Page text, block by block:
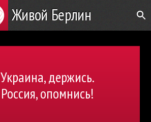
Живой Берлин
Украина, держись.
Россия, опомнись!